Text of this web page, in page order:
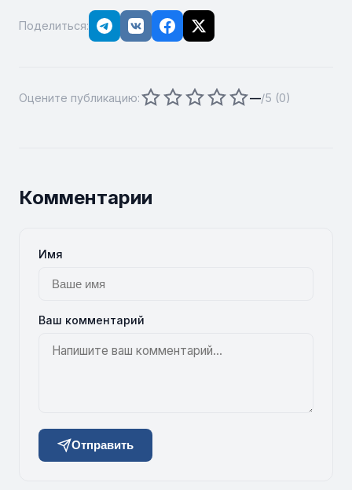
Поделиться:
Оцените публикацию: —/5 (0)
Комментарии
Имя
Ваш комментарий
Отправить